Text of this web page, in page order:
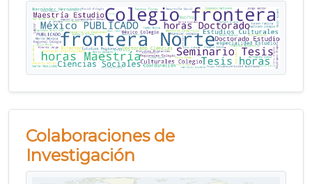
Colaboraciones de
Investigación